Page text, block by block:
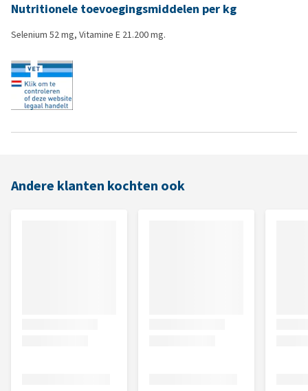
Nutritionele toevoegingsmiddelen per kg
Selenium 52 mg, Vitamine E 21.200 mg.
Andere klanten kochten ook